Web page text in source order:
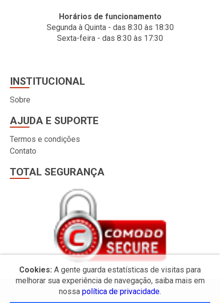
Horários de funcionamento
Segunda à Quinta - das 8:30 às 18:30
Sexta-feira - das 8:30 às 17:30
INSTITUCIONAL
Sobre
AJUDA E SUPORTE
Termos e condições
Contato
TOTAL SEGURANÇA
Cookies: A gente guarda estatísticas de visitas para
melhorar sua experiência de navegação, saiba mais em
nossa política de privacidade.
© 2026 PS Tools.